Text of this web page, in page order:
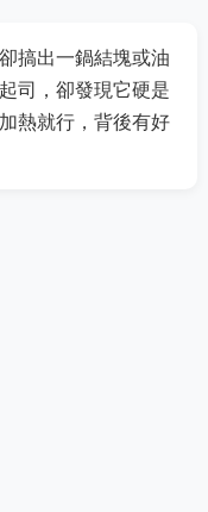
搞出一鍋結塊或油
司，卻發現它硬是
熱就行，背後有好